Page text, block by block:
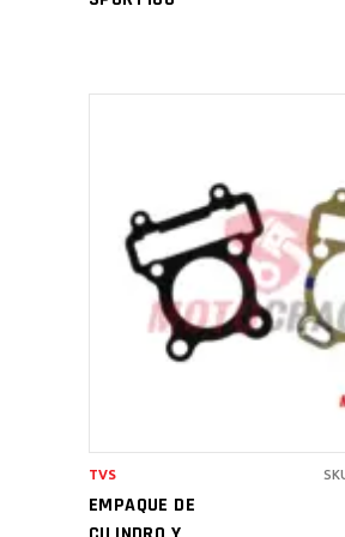
AÑADIR AL CARRITO
EMPAQUE DE
TVS